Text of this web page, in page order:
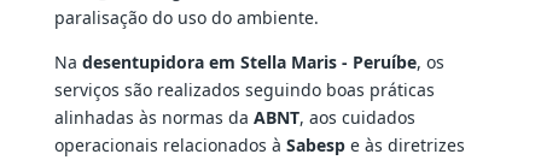
paralisação do uso do ambiente.
Na desentupidora em Stella Maris - Peruíbe, os
serviços são realizados seguindo boas práticas
alinhadas às normas da ABNT, aos cuidados
operacionais relacionados à Sabespe às diretrizes